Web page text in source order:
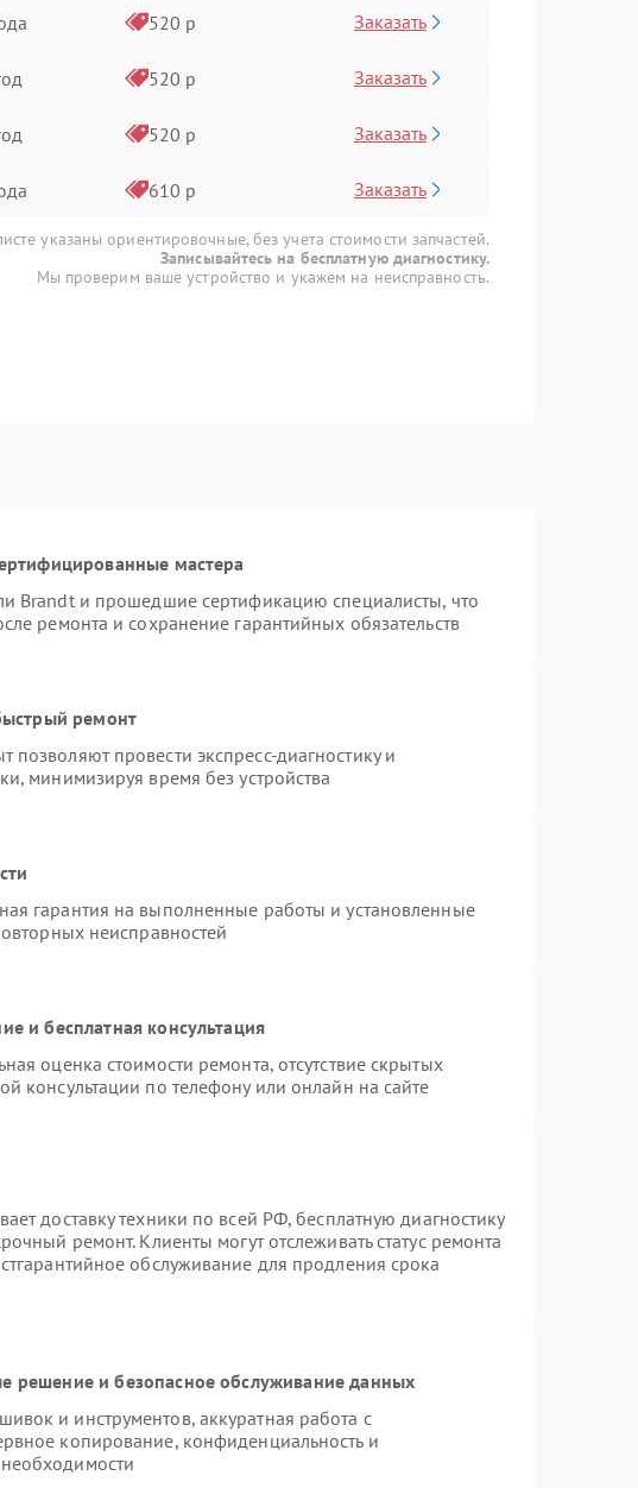
520 р Заказать
520 р Заказать
520 р Заказать
610 р Заказать
указаны ориентировочные, без учета стоимости запчастей.
Записывайтесь на бесплатную диагностику.
Мы проверим ваше устройство и укажем на неисправность.
мастера
Brandt и прошедшие сертификацию специалисты, что
ремонта и сохранение гарантийных обязательств
ремонт
провести экспресс-диагностику и
минимизируя время без устройства
гарантия на выполненные работы и установленные
неисправностей
и бесплатная консультация
оценка стоимости ремонта, отсутствие скрытых
консультации по телефону или онлайн на сайте
доставку техники по всей РФ, бесплатную диагностику
ремонт. Клиенты могут отслеживать статус ремонта
обслуживание для продления срока
решение и безопасное обслуживание данных
и инструментов, аккуратная работа с
копирование, конфиденциальность и